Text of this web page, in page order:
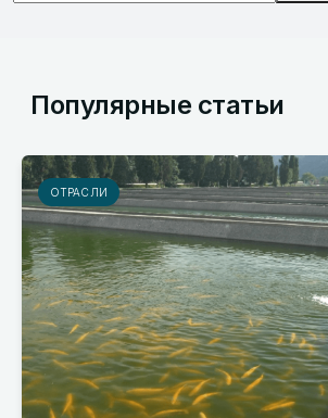
Популярные статьи
РЫНКИ